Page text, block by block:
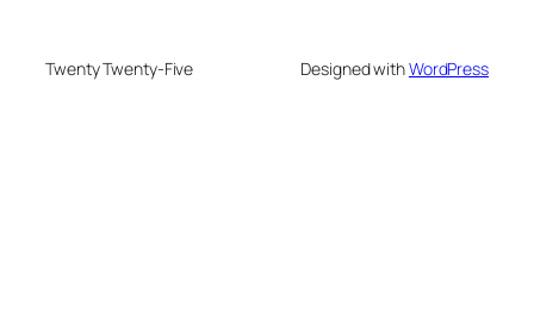
Twenty Twenty-Five Designed withWordPress